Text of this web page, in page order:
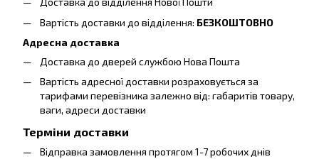
Вартість доставки до відділення: БЕЗКОШТОВНО
Адресна доставка
Доставка до дверей службою Нова Пошта
Вартість адресної доставки розраховується за
тарифами перевізника залежно від: габаритів товару,
ваги, адреси доставки
Терміни доставки
Відправка замовлення протягом 1-7 робочих днів